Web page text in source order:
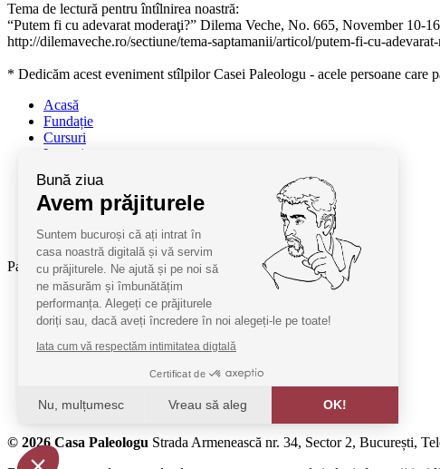
Tema de lectură pentru întîlnirea noastră:
“Putem fi cu adevarat moderaţi?” Dilema Veche, No. 665, November 10-
http://dilemaveche.ro/sectiune/tema-saptamanii/articol/putem-fi-cu-
* Dedicăm acest eveniment stîlpilor Casei Paleologu - acele persoane care
Acasă
Fundație
Cursuri
Lectori
Termeni și condiții
Cum deveniți oaspeți
SAL ANPC
Parteneri:
Radio Guerilla
RSM Romania
Barrier România
KPMG
MobilPay
© 2026 Casa Paleologu Strada Armenească nr. 34, Sector 2, București,
Bună ziua
Avem prăjiturele
Suntem bucuroși că ați intrat în
casa noastră digitală și vă servim
cu prăjiturele. Ne ajută și pe noi să
ne măsurăm și îmbunătățim
performanța. Alegeți ce prăjiturele
doriți sau, dacă aveți încredere în noi alegeți-le pe toate!
Iata cum vă respectăm intimitatea digtală
Certificat de
Nu, mulțumesc Vreau să aleg OK!
Axeptio consent
Platformă de Management al Consimțământului: Personalizați